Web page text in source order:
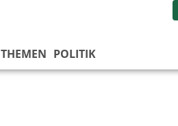
THEMEN POLITIK